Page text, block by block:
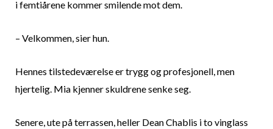
i femtiårene kommer smilende mot dem.
– Velkommen, sier hun.
Hennes tilstedeværelse er trygg og profesjonell, men
hjertelig. Mia kjenner skuldrene senke seg.
Senere, ute på terrassen, heller Dean Chablis i to vinglass